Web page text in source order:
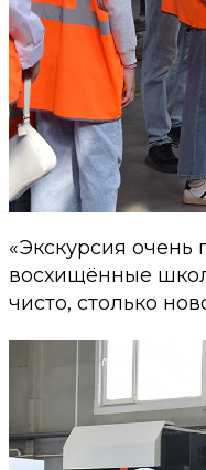
«Экскурсия
восхищённые
чисто, столько